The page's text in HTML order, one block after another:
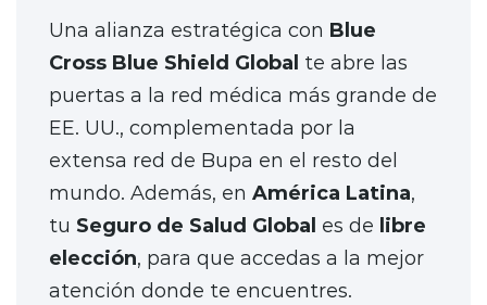
Una alianza estratégica con Blue
Cross Blue Shield Global te abre las
puertas a la red médica más grande de
EE. UU., complementada por la
extensa red de Bupa en el resto del
mundo. Además, en América Latina,
tu Seguro de Salud Global es de libre
elección, para que accedas a la mejor
atención donde te encuentres.